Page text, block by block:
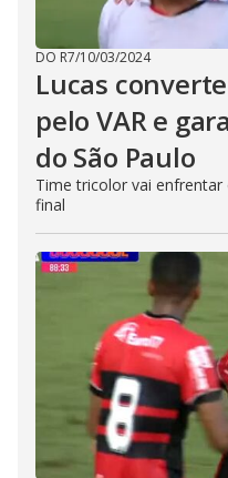
DO R7/10/03/2024
Lucas
pelo VAR e
do São Paulo
Time tricolor vai
final